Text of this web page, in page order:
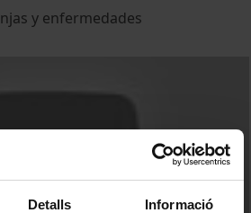
Detalls Informació
y enfermedades